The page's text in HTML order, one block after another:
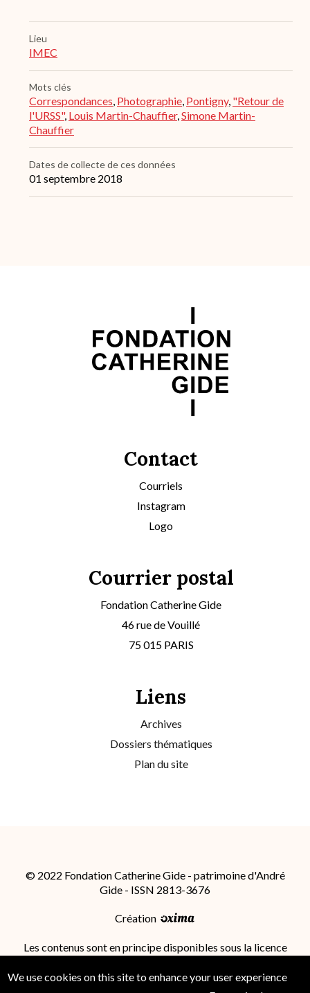
Lieu
IMEC
Mots clés
Correspondances Photographie Pontigny, "Retour de
l'URSS", Louis Martin-Chauffier, Simone Martin-
Chauffier
Dates de collecte de ces données
01 septembre 2018
Contact
Courriels
Instagram
Logo
Courrier postal
Fondation Catherine Gide
46 rue de Vouillé
75 015 PARIS
Liens
Archives
Dossiers thématiques
Plan du site
© 2022 Fondation Catherine Gide - patrimoine d'André
Gide - ISSN 2813-3676
Création
Les contenus sont en principe disponibles sous la licence
International (CC BY-SA 4.0); des conditions
We use cookies on this site to enhance your user experience